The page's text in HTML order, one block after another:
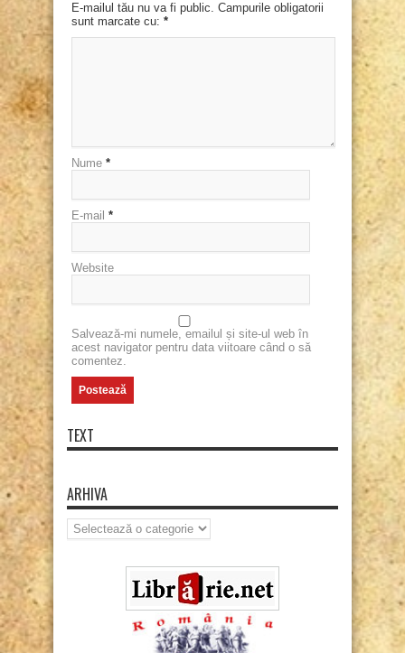
E-mailul tău nu va fi public. Campurile obligatorii
sunt marcate cu: *
Nume *
E-mail *
Website
Salvează-mi numele, emailul și site-ul web în
acest navigator pentru data viitoare când o să
comentez.
TEXT
ARHIVA
Arhiva